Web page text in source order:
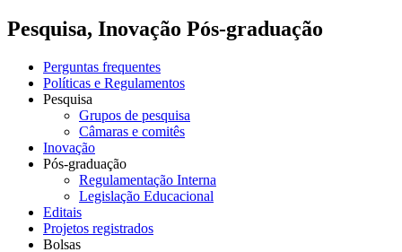
Pesquisa, Inovação Pós-graduação
Perguntas frequentes
Políticas e Regulamentos
Pesquisa
Grupos de pesquisa
Câmaras e comitês
Inovação
Pós-graduação
Regulamentação Interna
Legislação Educacional
Editais
Projetos registrados
Bolsas